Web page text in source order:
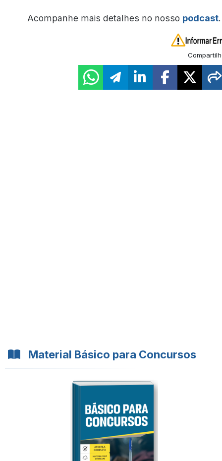
Acompanhe mais detalhes no nosso podcast.
Material Básico para Concursos